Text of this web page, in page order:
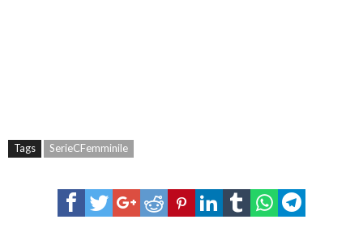
Tags SerieCFemminile